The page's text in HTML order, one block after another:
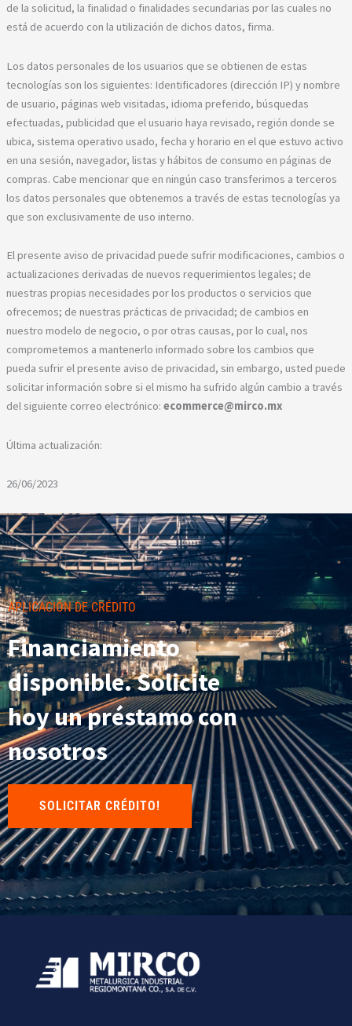
de la solicitud, la finalidad o finalidades secundarias por las cuales no
está de acuerdo con la utilización de dichos datos, firma.
Los datos personales de los usuarios que se obtienen de estas
tecnologías son los siguientes: Identificadores (dirección IP) y nombre
de usuario, páginas web visitadas, idioma preferido, búsquedas
efectuadas, publicidad que el usuario haya revisado, región donde se
ubica, sistema operativo usado, fecha y horario en el que estuvo activo
en una sesión, navegador, listas y hábitos de consumo en páginas de
compras. Cabe mencionar que en ningún caso transferimos a terceros
los datos personales que obtenemos a través de estas tecnologías ya
que son exclusivamente de uso interno.
El presente aviso de privacidad puede sufrir modificaciones, cambios o
actualizaciones derivadas de nuevos requerimientos legales; de
nuestras propias necesidades por los productos o servicios que
ofrecemos; de nuestras prácticas de privacidad; de cambios en
nuestro modelo de negocio, o por otras causas, por lo cual, nos
comprometemos a mantenerlo informado sobre los cambios que
pueda sufrir el presente aviso de privacidad, sin embargo, usted puede
solicitar información sobre si el mismo ha sufrido algún cambio a través
del siguiente correo electrónico: ecommerce@mirco.mx
Última actualización:
26/06/2023
APLICACIÓN DE CRÉDITO
Financiamiento
disponible. Solicite
hoy un préstamo con
nosotros
SOLICITAR CRÉDITO!